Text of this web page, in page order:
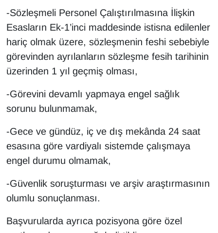
-Sözleşmeli Personel Çalıştırılmasına İlişkin
Esasların Ek-1’inci maddesinde istisna edilenler
hariç olmak üzere, sözleşmenin feshi sebebiyle
görevinden ayrılanların sözleşme fesih tarihinin
üzerinden 1 yıl geçmiş olması,
-Görevini devamlı yapmaya engel sağlık
sorunu bulunmamak,
-Gece ve gündüz, iç ve dış mekânda 24 saat
esasına göre vardiyalı sistemde çalışmaya
engel durumu olmamak,
-Güvenlik soruşturması ve arşiv araştırmasının
olumlu sonuçlanması.
Başvurularda ayrıca pozisyona göre özel